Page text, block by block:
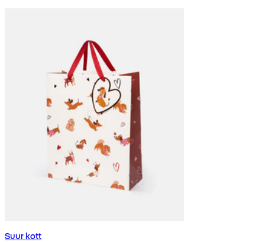
Suur kott